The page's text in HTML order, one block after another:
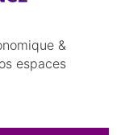
&
espaces